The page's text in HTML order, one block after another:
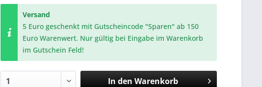
Versand
5 Euro geschenkt mit Gutscheincode "Sparen" ab 150
Euro Warenwert. Nur gültig bei Eingabe im Warenkorb
im Gutschein Feld!
In den Warenkorb